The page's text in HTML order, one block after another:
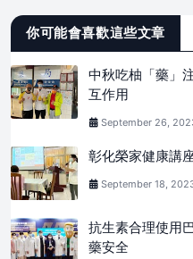
你可能會喜歡這些文章
中秋吃柚「藥」
互作用
September 26,
彰化榮家健康講
September 18,
抗生素合理使用
藥安全